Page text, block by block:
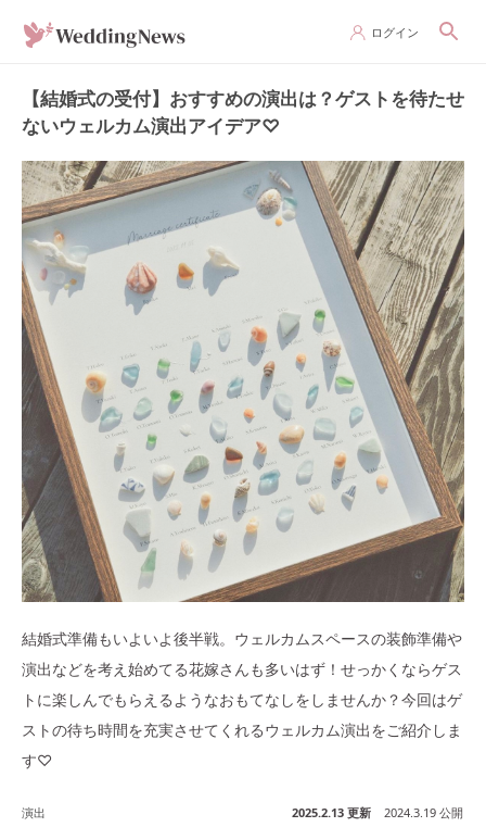
ログイン
【結婚式の受付】おすすめの演出は？ゲストを待たせ
ないウェルカム演出アイデア♡
結婚式準備もいよいよ後半戦。ウェルカムスペースの装飾準備や
演出などを考え始めてる花嫁さんも多いはず！せっかくならゲス
トに楽しんでもらえるようなおもてなしをしませんか？今回はゲ
ストの待ち時間を充実させてくれるウェルカム演出をご紹介しま
す♡
演出 2025.2.13 更新 2024.3.19 公開